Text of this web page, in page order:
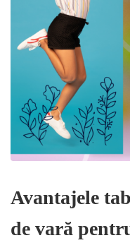
Avantajele
de vară